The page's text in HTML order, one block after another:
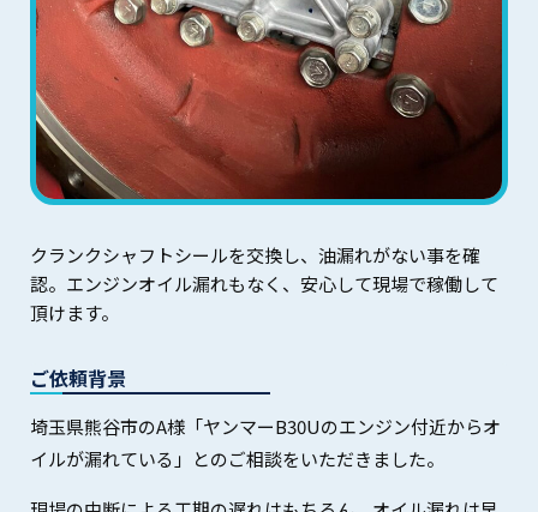
クランクシャフトシールを交換し、油漏れがない事を確
認。エンジンオイル漏れもなく、安心して現場で稼働して
頂けます。
ご依頼背景
埼玉県熊谷市のA様「ヤンマーB30Uのエンジン付近からオ
イルが漏れている」とのご相談をいただきました。